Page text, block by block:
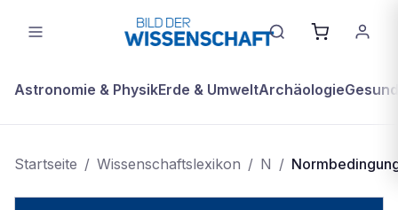
Astronomie & PhysikErde & UmweltArchäologie
Startseite / Wissenschaftslexikon / N /